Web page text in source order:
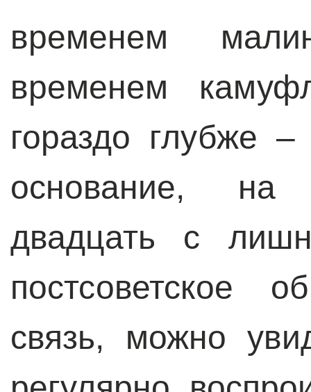
временем
временем
гораздо глубже
основание, на
двадцать с
постсоветское
связь, можно